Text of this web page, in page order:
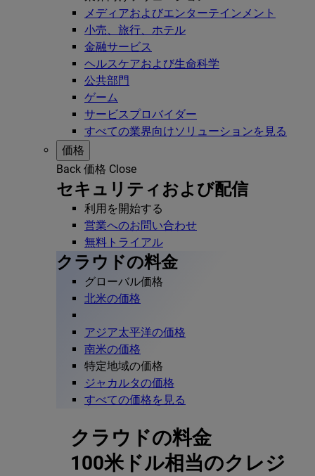
メディアおよびエンターテインメント
小売、旅行、ホテル
金融サービス
ヘルスケアおよび生命科学
公共部門
ゲーム
サービスプロバイダー
すべての業界向けソリューションを見る
価格
Back 価格 Close
セキュリティおよび配信
利用を開始する
営業へのお問い合わせ
無料トライアル
クラウドの料金
グローバル価格
北米の価格
アジア太平洋の価格
南米の価格
特定地域の価格
ジャカルタの価格
すべての価格を見る
クラウドの料金
100米ドル相当のクレジ